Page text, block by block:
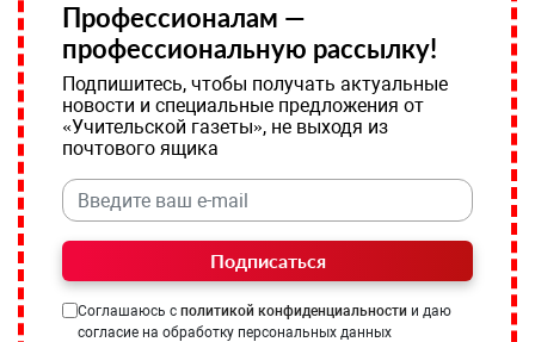
Профессионалам —
профессиональную рассылку!
Подпишитесь, чтобы получать актуальные
новости и специальные предложения от
«Учительской газеты», не выходя из
почтового ящика
Подписаться
Соглашаюсь с политикой конфиденциальности и даю
согласие на обработку персональных данных